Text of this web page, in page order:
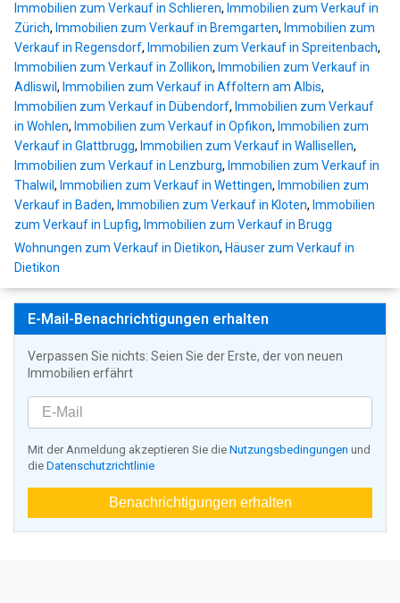
Immobilien zum Verkauf in Schlieren, Immobilien zum Verkauf in
Zürich, Immobilien zum Verkauf in Bremgarten, Immobilien zum
Verkauf in Regensdorf, Immobilien zum Verkauf in Spreitenbach,
Immobilien zum Verkauf in Zollikon, Immobilien zum Verkauf in
Adliswil , Immobilien zum Verkauf in Affoltern am Albis,
Immobilien zum Verkauf in Dübendorf, Immobilien zum Verkauf
in Wohlen, Immobilien zum Verkauf in Opfikon, Immobilien zum
Verkauf in Glattbrugg, Immobilien zum Verkauf in Wallisellen,
Immobilien zum Verkauf in Lenzburg, Immobilien zum Verkauf in
Thalwil , Immobilien zum Verkauf in Wettingen, Immobilien zum
Verkauf in Baden, Immobilien zum Verkauf in Kloten, Immobilien
zum Verkauf in Lupfig, Immobilien zum Verkauf in Brugg
Wohnungen zum Verkauf in Dietikon, Häuser zum Verkauf in
Dietikon
E-Mail-Benachrichtigungen erhalten
Verpassen Sie nichts: Seien Sie der Erste, der von neuen
Immobilien erfährt
Mit der Anmeldung akzeptieren Sie die Nutzungsbedingungen und
die Datenschutzrichtlinie
Benachrichtigungen erhalten